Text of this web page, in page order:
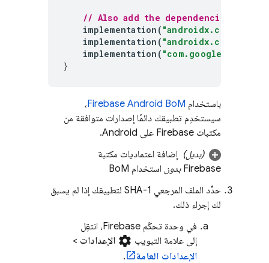
// Also add the dependencies for
implementation (
implementation (
implementation (
}
باستخدام Firebase Android BoM،
سيستخدِم تطبيقك دائمًا إصدارات متوافقة من
مكتبات Firebase على Android.
(بديل) إضافة اعتماديات مكتبة
Firebase بدون استخدام BoM
حدِّد الملف المرجعي SHA-1 لتطبيقك إذا لم يسبق
لك إجراء ذلك.
في وحدة تحكّم Firebase، انتقِل
إلى علامة التبويب settings الإعدادات >
الإعدادات العامة
.